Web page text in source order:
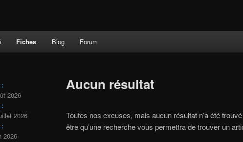
Fiches Blog Forum
Aucun résultat
Toutes nos excuses, mais aucun résultat n’a été
être qu’une recherche vous permettra de trouver un
:
2026
:
2026
:
2026